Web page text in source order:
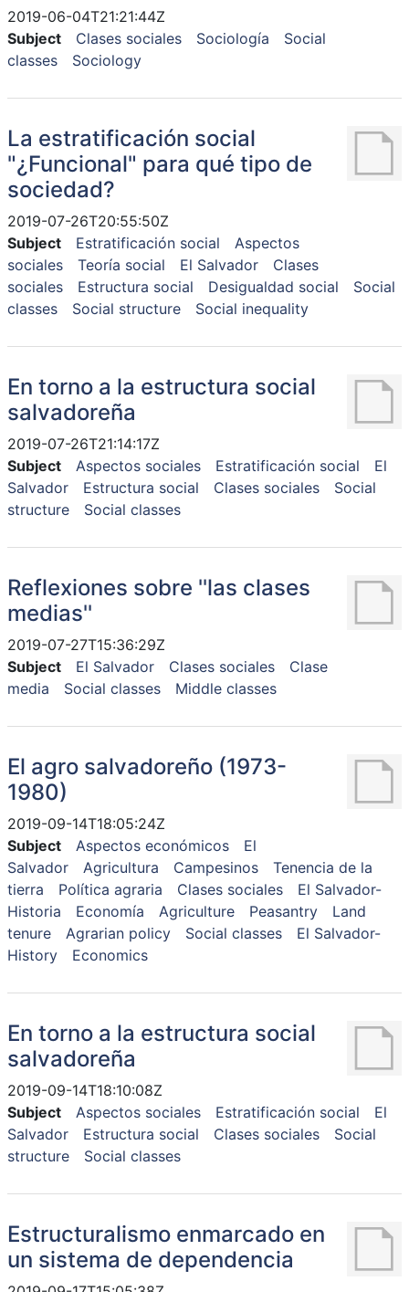
2019-06-04T21:21:44Z
Subject
Clases sociales Sociología
Social
classes
Sociology
La estratificación social
"¿Funcional" para qué tipo de
sociedad?
2019-07-26T20:55:50Z
Subject
Estratificación social
Aspectos
sociales
Teoría social El Salvador
Clases
sociales
Estructura social Desigualdad social
Social
classes
Social structure Social inequality
En torno a la estructura social
salvadoreña
2019-07-26T21:14:17Z
Subject
Aspectos sociales Estratificación social
El
Salvador
Estructura social Clases sociales
Social
structure
Social classes
Reflexiones sobre ''las clases
medias''
2019-07-27T15:36:29Z
Subject
El Salvador Clases sociales
Clase
media
Social classes Middle classes
El agro salvadoreño (1973-
1980)
2019-09-14T18:05:24Z
Subject
Aspectos económicos
El
Salvador
Agricultura Campesinos
Tenencia de la
tierra
Política agraria Clases sociales
El Salvador-
Historia
Economía Agriculture Peasantry
Land
tenure
Agrarian policy Social classes
El Salvador-
History
Economics
En torno a la estructura social
salvadoreña
2019-09-14T18:10:08Z
Subject
Aspectos sociales Estratificación social
El
Salvador
Estructura social Clases sociales
Social
structure
Social classes
Estructuralismo enmarcado en
un sistema de dependencia